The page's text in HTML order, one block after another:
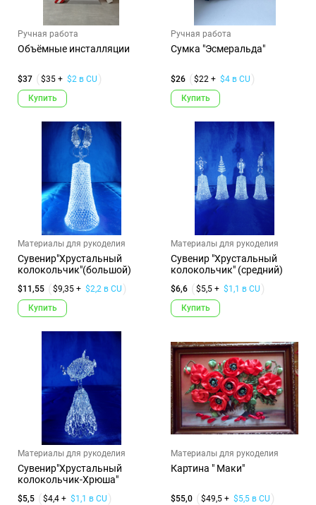
Ручная работа
Объёмные инсталляции
$37 $35 + $2 в CU
Купить
Ручная работа
Сумка "Эсмеральда"
$26 $22 + $4 в CU
Купить
Материалы для рукоделия
Сувенир"Хрустальный
колокольчик"(большой)
$11,55 $9,35 + $2,2 в CU
Купить
Материалы для рукоделия
Сувенир "Хрустальный
колокольчик" (средний)
$6,6 $5,5 + $1,1 в CU
Купить
Материалы для рукоделия
Сувенир"Хрустальный
колокольчик-Хрюша"
$5,5 $4,4 + $1,1 в CU
Материалы для рукоделия
Картина " Маки"
$55,0 $49,5 + $5,5 в CU